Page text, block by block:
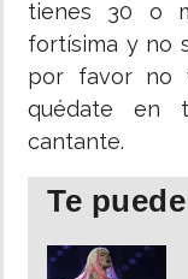
tienes 30 o
fortísima y no
por favor no
quédate en
cantante.
Te